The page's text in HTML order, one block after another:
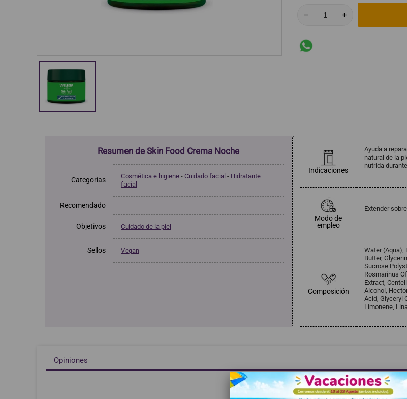
Resumen de Skin Food Crema Noche
Categorías Cosmética e higiene - Cuidado facial - Hidratante
facial -
Recomendado
Objetivos Cuidado de la piel -
Sellos Vegan -
Indicaciones
Ayuda a
natural de la
nutrida
Modo de
empleo
Extender
Composición
Water (Aqua),
Butter,
Sucrose
Rosmarinus
Extract,
Alcohol,
Acid, Glyceryl
Limonene,
Opiniones
Haga clic aquí para dejar una opinión
.